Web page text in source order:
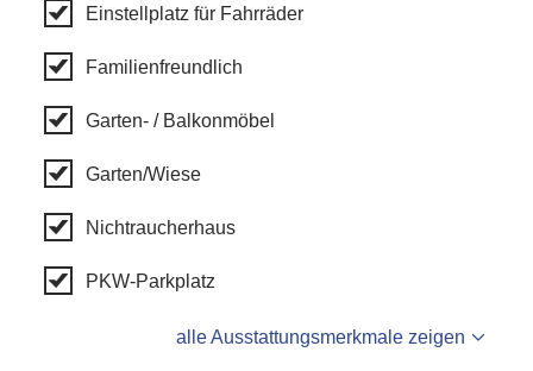
Einstellplatz für Fahrräder
Familienfreundlich
Garten- / Balkonmöbel
Garten/Wiese
Nichtraucherhaus
PKW-Parkplatz
alle Ausstattungsmerkmale zeigen